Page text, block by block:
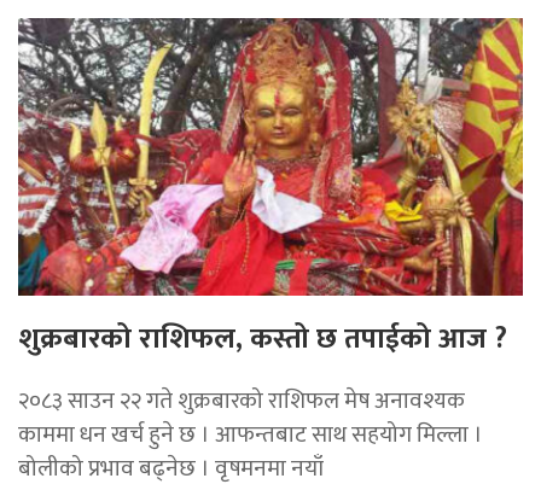
शुक्रबारको राशिफल, कस्तो छ तपाईको आज ?
२०८३ साउन २२ गते शुक्रबारको राशिफल मेष अनावश्यक
काममा धन खर्च हुने छ । आफन्तबाट साथ सहयोग मिल्ला ।
बोलीको प्रभाव बढ्नेछ । वृषमनमा नयाँ